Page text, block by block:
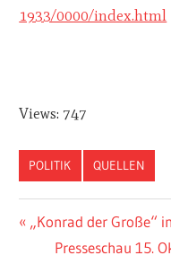
1933/0000/index.html
Views: 747
POLITIK QUELLEN
Vorheriger
Beitrag:
„Konrad der Große“
Nächster
Presseschau 15.